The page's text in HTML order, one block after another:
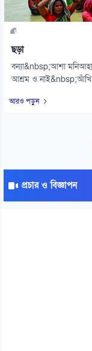
ছড়া
বন্যা&nbsp;আশা
আশ্রম ও
আরও পড়ুন
প্রচার ও বিজ্ঞাপন